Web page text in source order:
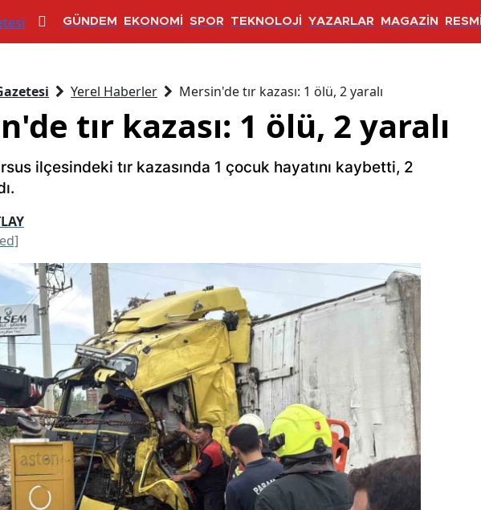
GÜNDEM EKONOMİ SPOR TEKNOLOJİ YAZARLAR MAGAZİN
Yerel Haberler Mersin'de tır kazası: 1 ölü, 2 yaralı
tır kazası: 1 ölü, 2 yaralı
ilçesindeki tır kazasında 1 çocuk hayatını kaybetti, 2